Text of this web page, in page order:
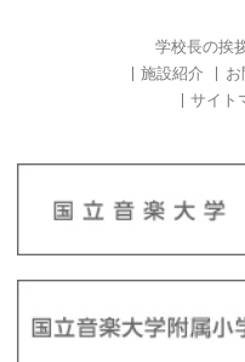
学校長の挨
施設紹介
お
サイト